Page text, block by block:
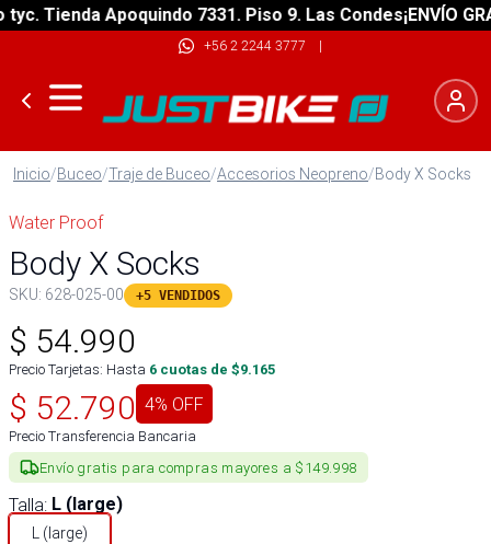
Tienda Apoquindo 7331. Piso 9. Las Condes¡ENVÍO
+56 2 2244 3777 |
Inicio/Buceo/Traje de Buceo/Accesorios Neopreno/Body X Socks
Water Proof
Body X Socks
SKU: 628-025-00 +5 VENDIDOS
$ 54.990
Precio Tarjetas: Hasta 6 cuotas de $9.165
$ 52.790 4% OFF
Precio Transferencia Bancaria
Envío gratis para compras mayores a $149.998
Talla: L (large)
L (large)